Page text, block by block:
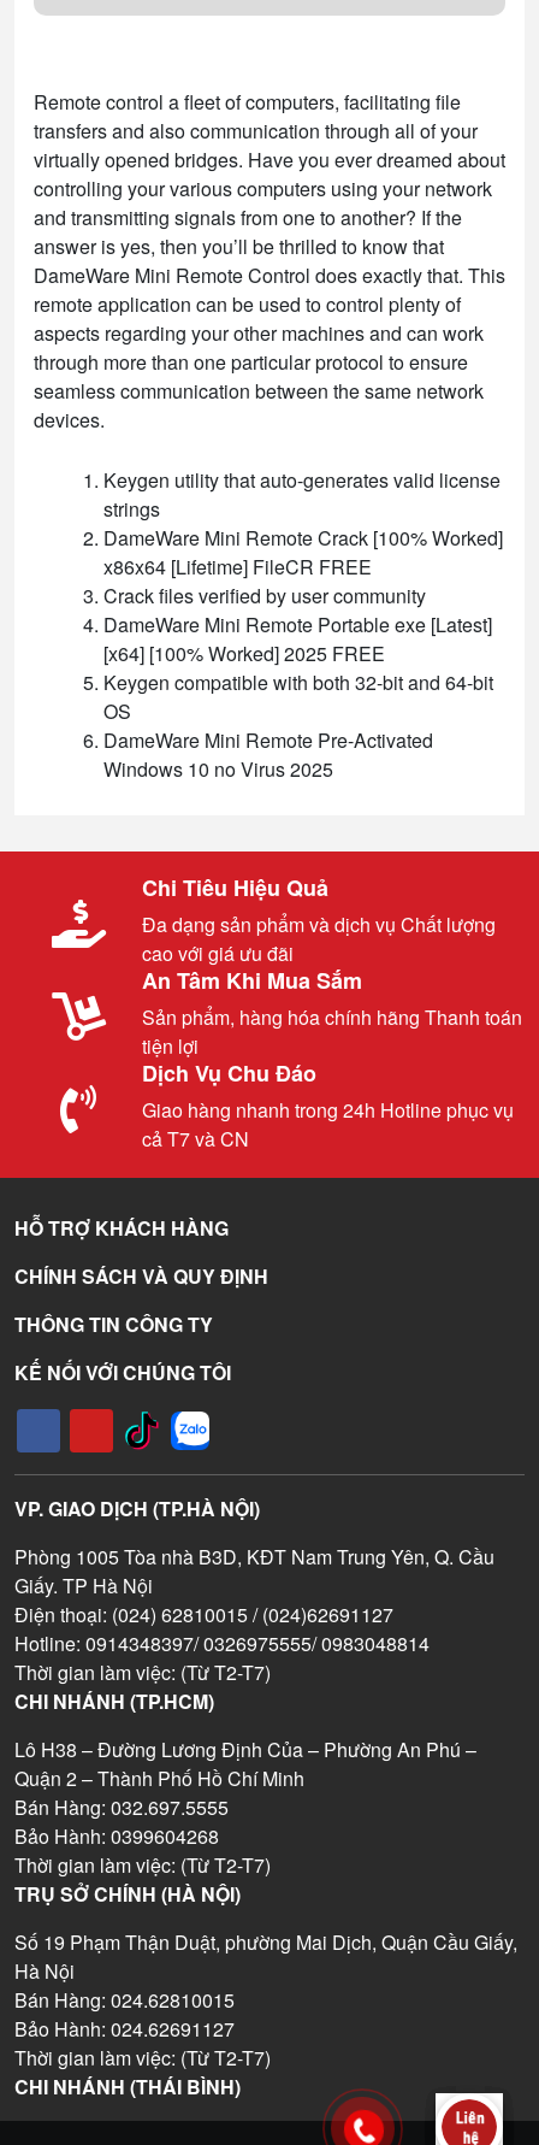
Remote control a fleet of computers, facilitating file
transfers and also communication through all of your
virtually opened bridges. Have you ever dreamed about
controlling your various computers using your network
and transmitting signals from one to another? If the
answer is yes, then you’ll be thrilled to know that
DameWare Mini Remote Control does exactly that. This
remote application can be used to control plenty of
aspects regarding your other machines and can work
through more than one particular protocol to ensure
seamless communication between the same network
devices.
Keygen utility that auto-generates valid license
strings
DameWare Mini Remote Crack [100% Worked]
x86x64 [Lifetime] FileCR FREE
Crack files verified by user community
DameWare Mini Remote Portable exe [Latest]
[x64] [100% Worked] 2025 FREE
Keygen compatible with both 32-bit and 64-bit
OS
DameWare Mini Remote Pre-Activated
Windows 10 no Virus 2025
Chi Tiêu Hiệu Quả
Đa dạng sản phẩm và dịch vụ Chất lượng
cao với giá ưu đãi
An Tâm Khi Mua Sắm
Sản phẩm, hàng hóa chính hãng Thanh toán
tiện lợi
Dịch Vụ Chu Đáo
Giao hàng nhanh trong 24h Hotline phục vụ
cả T7 và CN
HỖ TRỢ KHÁCH HÀNG
CHÍNH SÁCH VÀ QUY ĐỊNH
THÔNG TIN CÔNG TY
KẾ NỐI VỚI CHÚNG TÔI
VP. GIAO DỊCH (TP.HÀ NỘI)
Phòng 1005 Tòa nhà B3D, KĐT Nam Trung Yên, Q. Cầu
Giấy. TP Hà Nội
Điện thoại: (024) 62810015 / (024)62691127
Hotline: 0914348397/ 0326975555/ 0983048814
Thời gian làm việc: (Từ T2-T7)
CHI NHÁNH (TP.HCM)
Lô H38 – Đường Lương Định Của – Phường An Phú –
Quận 2 – Thành Phố Hồ Chí Minh
Bán Hàng: 032.697.5555
Bảo Hành: 0399604268
Thời gian làm việc: (Từ T2-T7)
TRỤ SỞ CHÍNH (HÀ NỘI)
Số 19 Phạm Thận Duật, phường Mai Dịch, Quận Cầu Giấy,
Hà Nội
Bán Hàng: 024.62810015
Bảo Hành: 024.62691127
Thời gian làm việc: (Từ T2-T7)
CHI NHÁNH (THÁI BÌNH)